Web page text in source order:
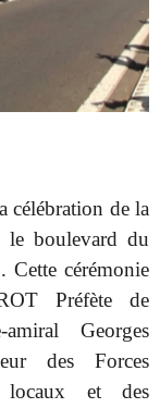
célébration de la
boulevard du
Cette cérémonie
Préfète de
Georges
des Forces
locaux et des